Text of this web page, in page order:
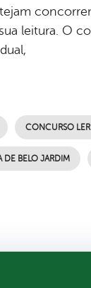
leitura. O
CONCURSO
DE BELO JARDIM